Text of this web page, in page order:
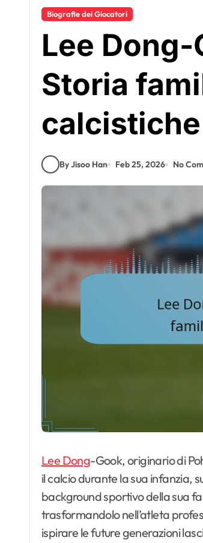
Biografie dei Giocatori
Lee
Storia
calcistiche
By Jisoo Han Feb 25, 2026 No
Lee Dong-Gook, originario di
il calcio durante la sua infanzia,
background sportivo della sua
trasformandolo nell’atleta
ispirare le future generazioni